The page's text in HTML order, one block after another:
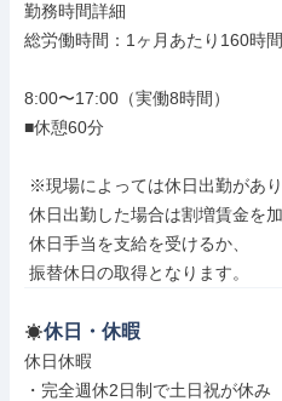
勤務時間詳細
総労働時間：1ヶ月あたり160時間
8:00〜17:00（実働8時間）
■休憩60分
振替休日の取得となります。
休日・休暇
休日休暇
・完全週休2日制で土日祝が休み